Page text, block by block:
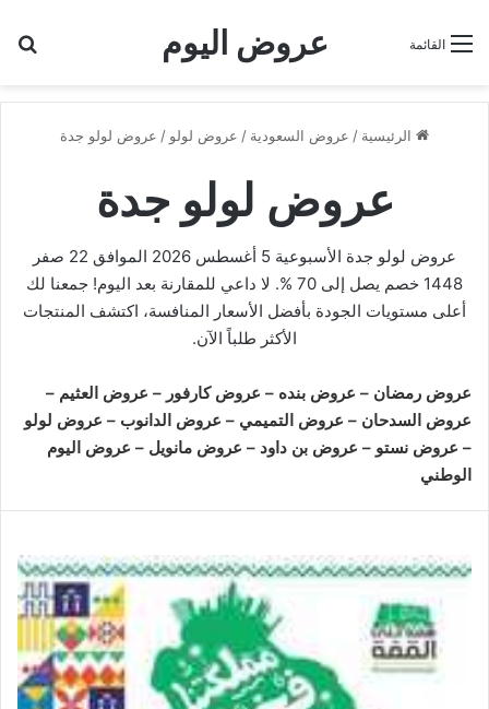
عروض اليوم القائمة
الرئيسية / عروض السعودية / عروض لولو / عروض لولو جدة
عروض لولو جدة
عروض لولو جدة الأسبوعية 5 أغسطس 2026 الموافق 22 صفر
1448 خصم يصل إلى 70 %. لا داعي للمقارنة بعد اليوم! جمعنا لك
أعلى مستويات الجودة بأفضل الأسعار المنافسة، اكتشف المنتجات
الأكثر طلباً الآن.
عروض رمضان – عروض بنده – عروض كارفور – عروض العثيم –
عروض السدحان – عروض التميمي – عروض الدانوب – عروض لولو
– عروض نستو – عروض بن داود – عروض مانويل – عروض اليوم
الوطني